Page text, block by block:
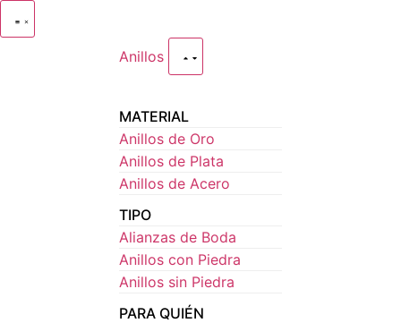
Anillos
MATERIAL
Anillos de Oro
Anillos de Plata
Anillos de Acero
TIPO
Alianzas de Boda
Anillos con Piedra
Anillos sin Piedra
PARA QUIÉN